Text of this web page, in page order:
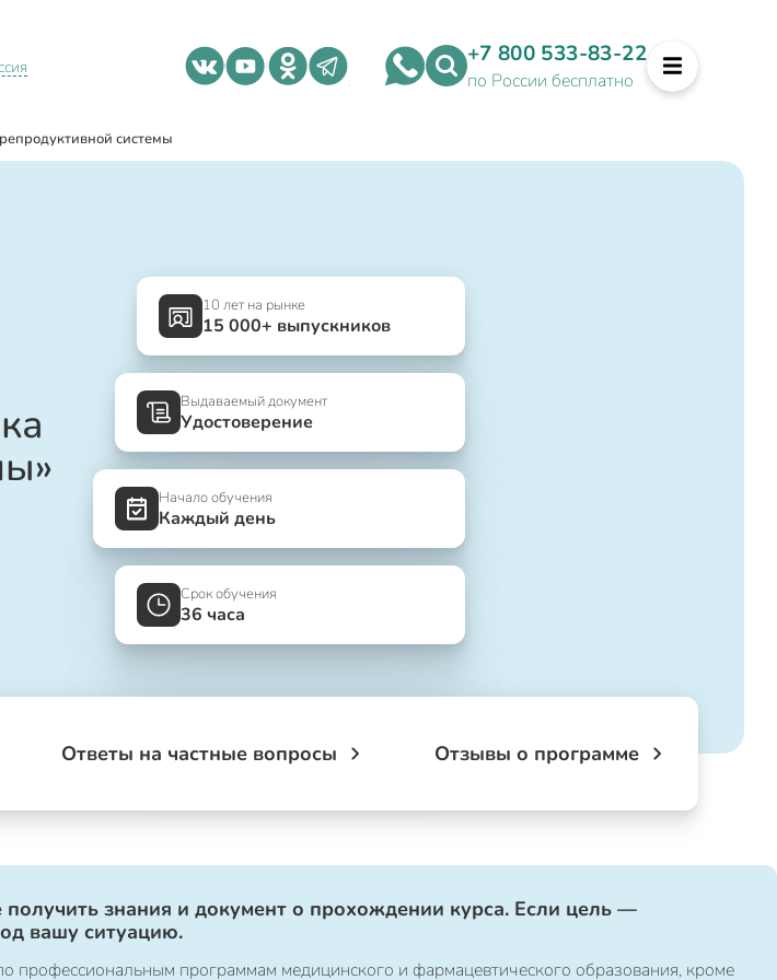
+7 800 533-83-22
по России бесплатно
системы
10 лет на рынке
15 000+ выпускников
Выдаваемый документ
Удостоверение
Начало обучения
Каждый день
Срок обучения
36 часа
Ответы на частные вопросы Отзывы о программе
знания и документ о прохождении курса. Если цель —
вашу ситуацию.
программам медицинского и фармацевтического образования, кроме